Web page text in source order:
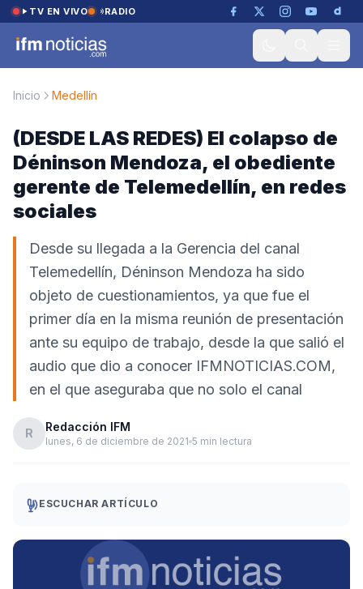
Saltar al contenido
TV EN VIVO RADIO
Inicio Medellín
(DESDE LAS REDES) El colapso de
Déninson Mendoza, el obediente
gerente de Telemedellín, en redes
sociales
Desde su llegada a la Gerencia del canal
Telemedellín, Déninson Mendoza ha sido
objeto de cuestionamientos, ya que fue el
primer día en la misma reunión de presentación
ante su equipo de trabajo, desde la que salió el
audio que dio a conocer IFMNOTICIAS.COM,
en el que aseguraba que no solo el canal
R Redacción IFM
lunes, 6 de diciembre de 2021 5 min lectura
ESCUCHAR ARTÍCULO